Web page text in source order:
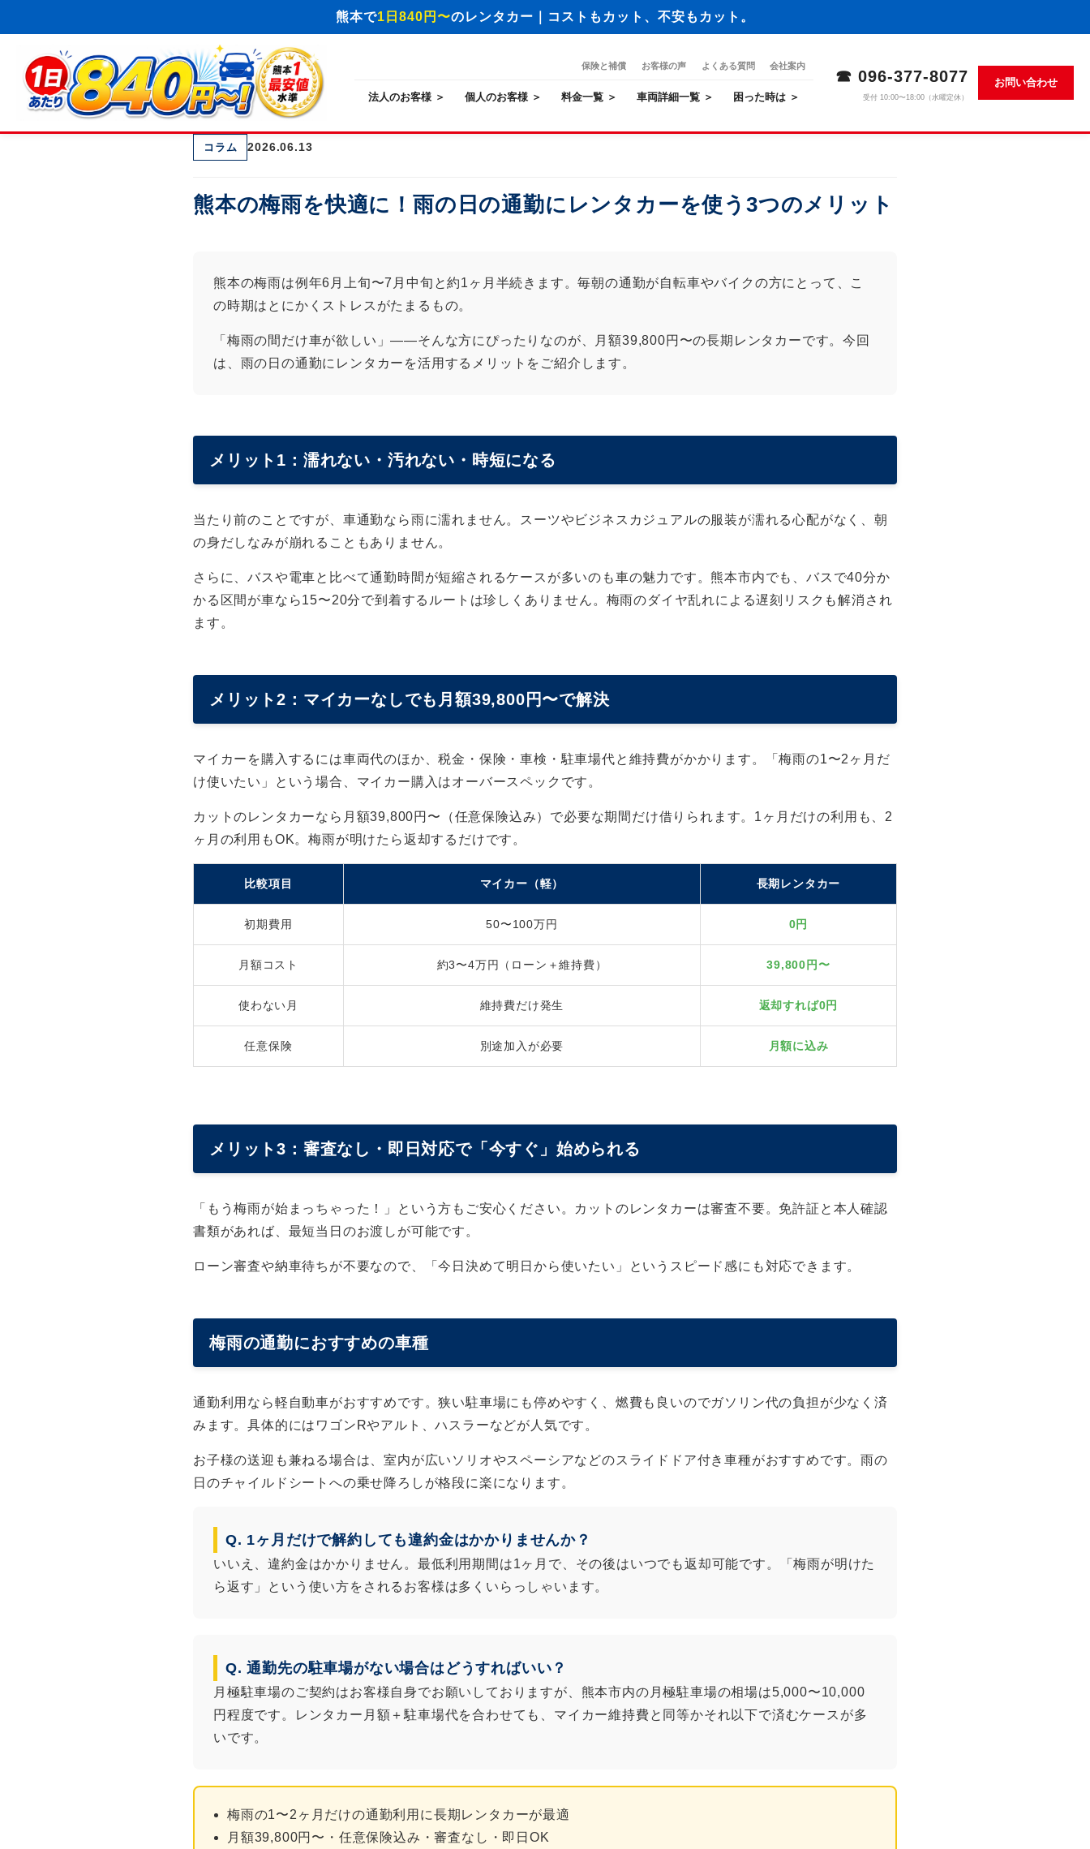
熊本で1日840円〜のレンタカー｜コストもカット、不安もカット。
保険と補償 お客様の声 よくある質問 会社案内
法人のお客様 ＞ 個人のお客様 ＞ 料金一覧 ＞ 車両詳細一覧 ＞ 困った時は ＞
☎ 096-377-8077
受付 10:00〜18:00（水曜定休）
お問い合わせ
コラム 2026.06.13
熊本の梅雨を快適に！雨の日の通勤にレンタカーを使う3つのメリット
熊本の梅雨は例年6月上旬〜7月中旬と約1ヶ月半続きます。毎朝の通勤が自転車やバイクの方にとって、こ
の時期はとにかくストレスがたまるもの。
「梅雨の間だけ車が欲しい」——そんな方にぴったりなのが、月額39,800円〜の長期レンタカーです。今回
は、雨の日の通勤にレンタカーを活用するメリットをご紹介します。
メリット1：濡れない・汚れない・時短になる
当たり前のことですが、車通勤なら雨に濡れません。スーツやビジネスカジュアルの服装が濡れる心配がなく、朝
の身だしなみが崩れることもありません。
さらに、バスや電車と比べて通勤時間が短縮されるケースが多いのも車の魅力です。熊本市内でも、バスで40分か
かる区間が車なら15〜20分で到着するルートは珍しくありません。梅雨のダイヤ乱れによる遅刻リスクも解消され
ます。
メリット2：マイカーなしでも月額39,800円〜で解決
マイカーを購入するには車両代のほか、税金・保険・車検・駐車場代と維持費がかかります。「梅雨の1〜2ヶ月だ
け使いたい」という場合、マイカー購入はオーバースペックです。
カットのレンタカーなら月額39,800円〜（任意保険込み）で必要な期間だけ借りられます。1ヶ月だけの利用も、2
ヶ月の利用もOK。梅雨が明けたら返却するだけです。
比較項目 マイカー（軽） 長期レンタカー
初期費用 50〜100万円 0円
月額コスト 約3〜4万円（ローン＋維持費） 39,800円〜
使わない月 維持費だけ発生 返却すれば0円
任意保険 別途加入が必要 月額に込み
メリット3：審査なし・即日対応で「今すぐ」始められる
「もう梅雨が始まっちゃった！」という方もご安心ください。カットのレンタカーは審査不要。免許証と本人確認
書類があれば、最短当日のお渡しが可能です。
ローン審査や納車待ちが不要なので、「今日決めて明日から使いたい」というスピード感にも対応できます。
梅雨の通勤におすすめの車種
通勤利用なら軽自動車がおすすめです。狭い駐車場にも停めやすく、燃費も良いのでガソリン代の負担が少なく済
みます。具体的にはワゴンRやアルト、ハスラーなどが人気です。
お子様の送迎も兼ねる場合は、室内が広いソリオやスペーシアなどのスライドドア付き車種がおすすめです。雨の
日のチャイルドシートへの乗せ降ろしが格段に楽になります。
Q. 1ヶ月だけで解約しても違約金はかかりませんか？
いいえ、違約金はかかりません。最低利用期間は1ヶ月で、その後はいつでも返却可能です。「梅雨が明けた
ら返す」という使い方をされるお客様は多くいらっしゃいます。
Q. 通勤先の駐車場がない場合はどうすればいい？
月極駐車場のご契約はお客様自身でお願いしておりますが、熊本市内の月極駐車場の相場は5,000〜10,000
円程度です。レンタカー月額＋駐車場代を合わせても、マイカー維持費と同等かそれ以下で済むケースが多
いです。
梅雨の1〜2ヶ月だけの通勤利用に長期レンタカーが最適
月額39,800円〜・任意保険込み・審査なし・即日OK